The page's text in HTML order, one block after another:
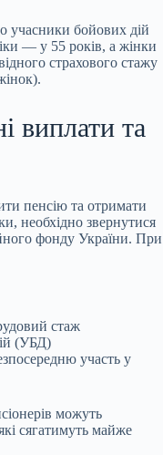
учасники бойових дій
— у 55 років, а жінки
страхового стажу
виплати та
пенсію та отримати
необхідно звернутися
фонду України. При
стаж
(УБД)
участь у
можуть
сягатимуть майже